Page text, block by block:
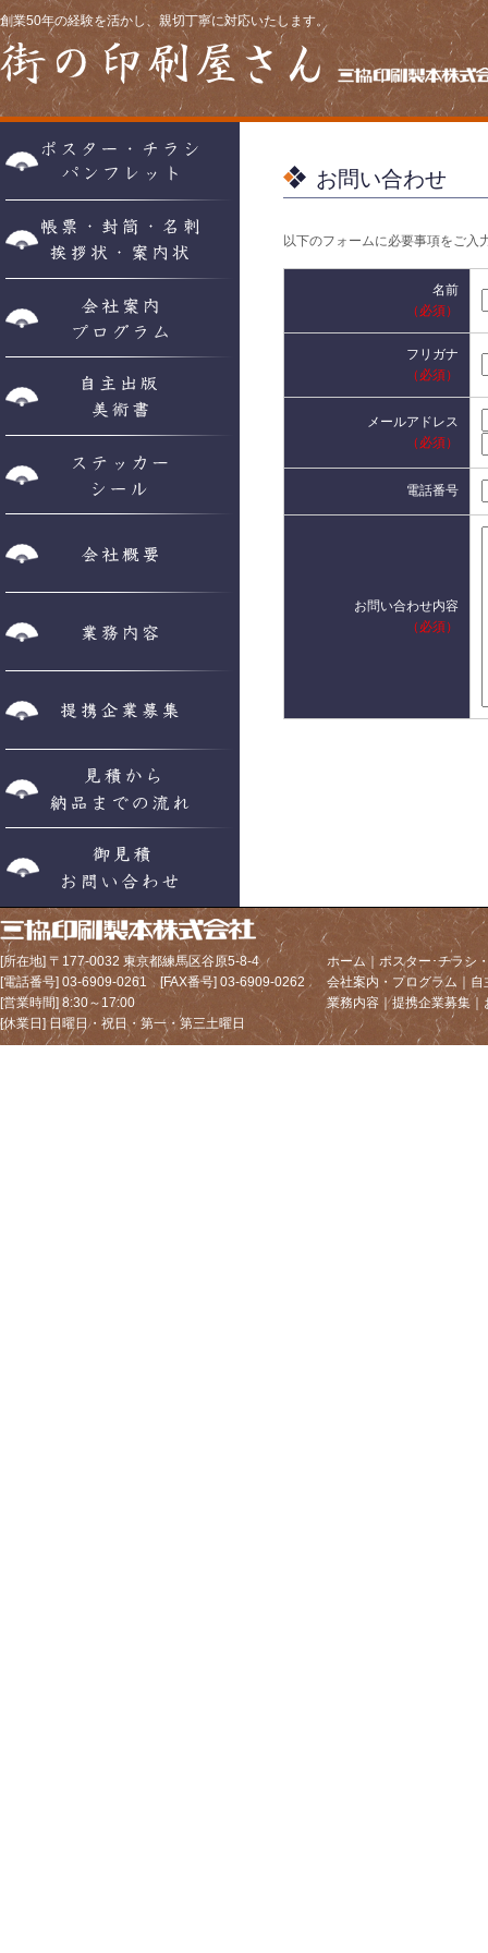
創業50年の経験を活かし、親切丁寧に対応いたします。
お問い合わせ
以下のフォームに必要事項をご入
名前
（必須）
フリガナ
（必須）
メールアドレス
（必須）
電話番号
お問い合わせ内容
（必須）
[所在地] 〒177-0032 東京都練馬区谷原5-8-4
[電話番号] 03-6909-0261 [FAX番号] 03-6909-0262
[営業時間] 8:30～17:00
[休業日] 日曜日・祝日・第一・第三土曜日
ホーム｜ ポスター･チラシ
会社案内・プログラム
自
業務内容 ｜提携企業募集｜